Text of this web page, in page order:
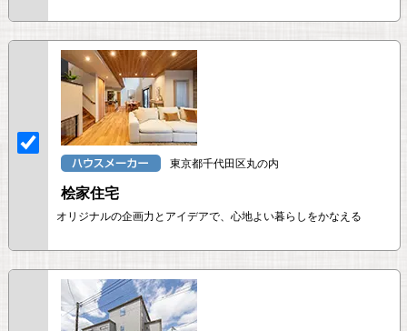
東京都千代田区丸の内
桧家住宅
オリジナルの企画力とアイデアで、心地よい暮らしをかなえる